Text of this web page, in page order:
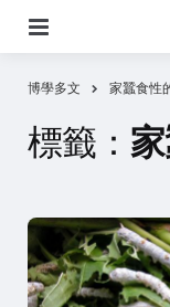
博學多文 家蠶食性
標籤：